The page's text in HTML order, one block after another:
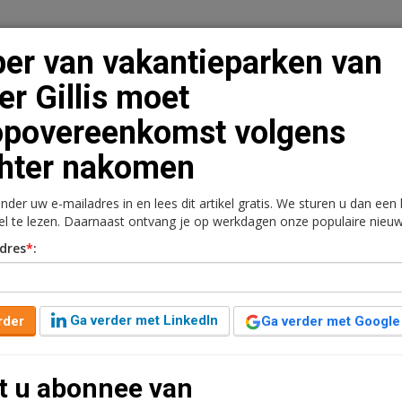
Vacaturebank Contact Abonnementen
van Peter Gillis
volgens rechter
gelijk gesteld. De koper van tien vakantieparken
van vakantieparken van
Gillis moet
volgens
nakomen
uw e-mailadres in en lees dit artikel gratis. We sturen u dan een
te lezen. Daarnaast ontvang je op werkdagen onze populaire
*:
Ga verder met LinkedIn Ga verder met Google
u abonnee van